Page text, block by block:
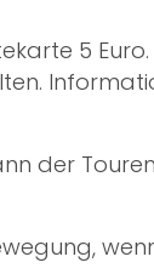
5
der